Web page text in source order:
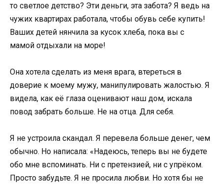
то светлое детство? Эти деньги, эта забота? Я ведь на
чужих квартирах работала, чтобы обувь себе купить!
Ваших детей нянчила за кусок хлеба, пока вы с
мамой отдыхали на море!
Она хотела сделать из меня врага, втереться в
доверие к моему мужу, манипулировать жалостью. Я
видела, как её глаза оценивают наш дом, искала
повод забрать больше. Не на отца. Для себя.
Я не устроила скандал. Я перевела больше денег, чем
обычно. Но написала: «Надеюсь, теперь вы не будете
обо мне вспоминать. Ни с претензией, ни с упрёком.
Просто забудьте. Я не просила любви. Но хотя бы не